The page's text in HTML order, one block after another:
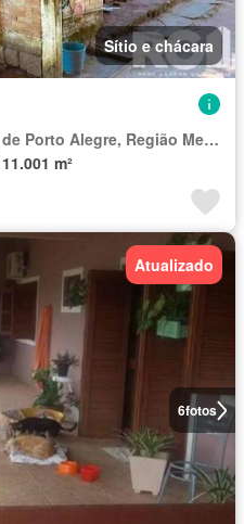
Sítio e chácara
Região Geográfica Imediata de Porto Alegre, Região Metropolitana de Porto Alegre
11.001 m²
6fotos
Atualizado